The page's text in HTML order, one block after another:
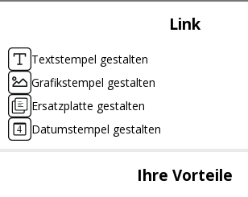
Link
Textstempel gestalten
Grafikstempel gestalten
Ersatzplatte gestalten
Datumstempel gestalten
Ihre Vorteile